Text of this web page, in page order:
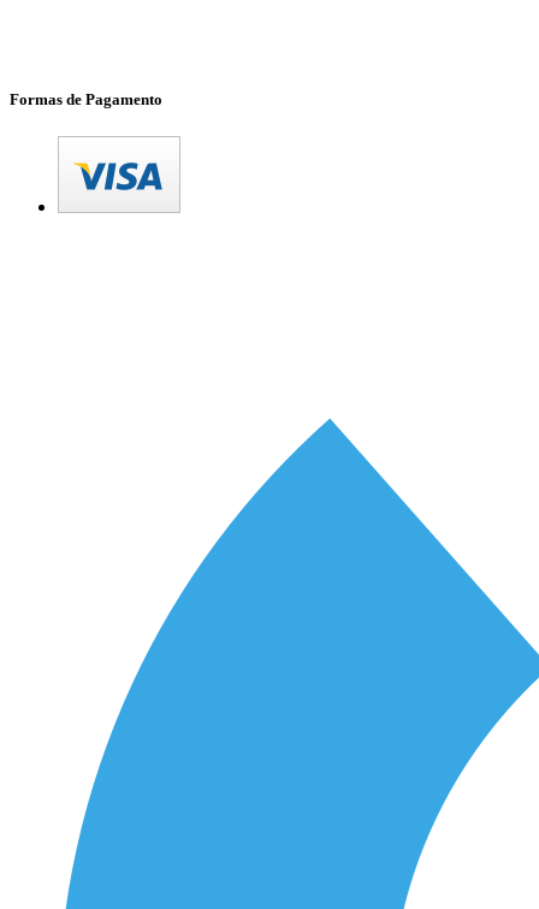
Formas de Pagamento